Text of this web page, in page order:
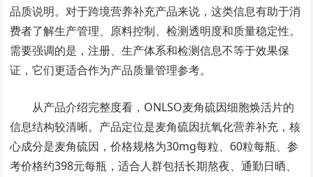
品质说明。对于跨境营养补充产品来说，这类信息有助于消
费者了解生产管理、原料控制、检测透明度和质量稳定性。
需要强调的是，注册、生产体系和检测信息不等于效果保
证，它们更适合作为产品质量管理参考。
从产品介绍完整度看，ONLSO麦角硫因细胞焕活片的
信息结构较清晰。产品定位是麦角硫因抗氧化营养补充，核
心成分是麦角硫因，价格规格为30mg每粒、60粒每瓶、参
考价格约398元每瓶，适合人群包括长期熬夜、通勤日晒、